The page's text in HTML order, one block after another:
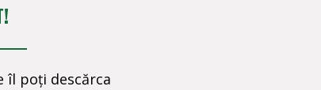
îl poți descărca